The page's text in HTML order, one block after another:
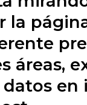
la
áreas,
datos